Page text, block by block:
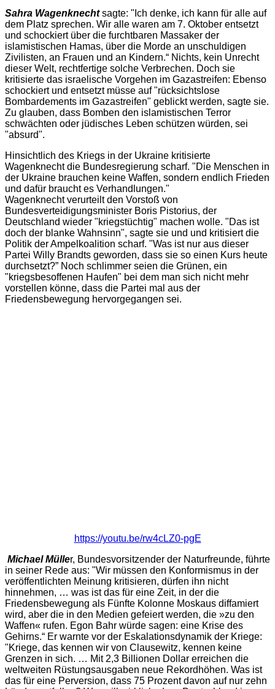
Sahra Wagenknechtsagte: "Ich denke, ich kann für alle auf
dem Platz sprechen. Wir alle waren am 7. Oktober entsetzt
und schockiert über die furchtbaren Massaker der
islamistischen Hamas, über die Morde an unschuldigen
Zivilisten, an Frauen und an Kindern.“ Nichts, kein Unrecht
dieser Welt, rechtfertige solche Verbrechen. Doch sie
kritisierte das israelische Vorgehen im Gazastreifen: Ebenso
schockiert und entsetzt müsse auf "rücksichtslose
Bombardements im Gazastreifen" geblickt werden, sagte sie.
Zu glauben, dass Bomben den islamistischen Terror
schwächten oder jüdisches Leben schützen würden, sei
"absurd".
Hinsichtlich des Kriegs in der Ukraine kritisierte
Wagenknecht die Bundesregierung scharf. "Die Menschen in
der Ukraine brauchen keine Waffen, sondern endlich Frieden
und dafür braucht es Verhandlungen."
Wagenknecht verurteilt den Vorstoß von
Bundesverteidigungsminister Boris Pistorius, der
Deutschland wieder "kriegstüchtig" machen wolle. "Das ist
doch der blanke Wahnsinn", sagte sie und und kritisiert die
Politik der Ampelkoalition scharf. "Was ist nur aus dieser
Partei Willy Brandts geworden, dass sie so einen Kurs heute
durchsetzt?” Noch schlimmer seien die Grünen, ein
"kriegsbesoffenen Haufen" bei dem man sich nicht mehr
vorstellen könne, dass die Partei mal aus der
Friedensbewegung hervorgegangen sei.
https://youtu.be/rw4cLZ0-pgE
Michael Müller, Bundesvorsitzender der Naturfreunde, führte
in seiner Rede aus: "Wir müssen den Konformismus in der
veröffentlichten Meinung kritisieren, dürfen ihn nicht
hinnehmen, … was ist das für eine Zeit, in der die
Friedensbewegung als Fünfte Kolonne Moskaus diffamiert
wird, aber die in den Medien gefeiert werden, die »zu den
Waffen« rufen. Egon Bahr würde sagen: eine Krise des
Gehirns.“ Er warnte vor der Eskalationsdynamik der Kriege:
"Kriege, das kennen wir von Clausewitz, kennen keine
Grenzen in sich. … Mit 2,3 Billionen Dollar erreichen die
weltweiten Rüstungsausgaben neue Rekordhöhen. Was ist
das für eine Perversion, dass 75 Prozent davon auf nur zehn